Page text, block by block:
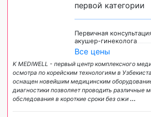
первой категории
Первичная
акушер-гинеколога
Все цены
K MEDIWELL - первый центр комплексного
осмотра по корейским технологиям в
оснащен новейшим медицинским
диагностики позволяет проводить различные
обследования в короткие сроки без ожи ...